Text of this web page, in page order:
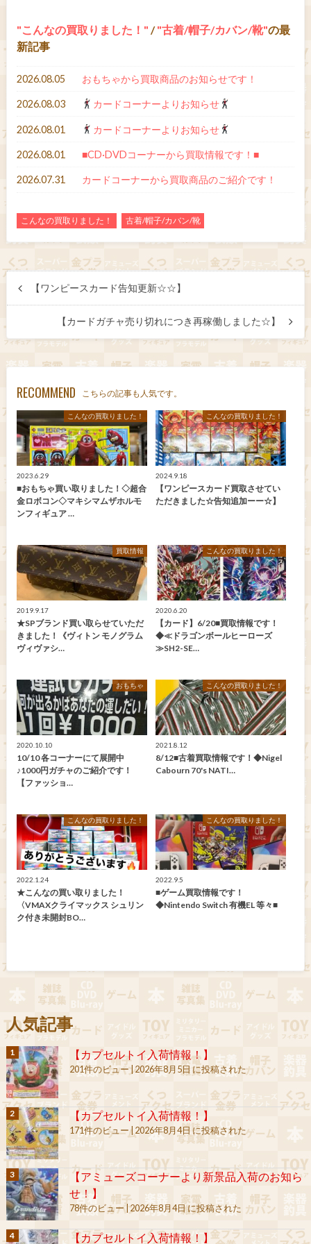
こんなの買取りました！ / 古着/帽子/カバン/靴 の最
新記事
2026.08.05 おもちゃから買取商品のお知らせです！
2026.08.03 カードコーナーよりお知らせ
2026.08.01 カードコーナーよりお知らせ
2026.08.01 ■CD·DVDコーナーから買取情報です！■
2026.07.31 カードコーナーから買取商品のご紹介です！
こんなの買取りました！ 古着/帽子/カバン/靴
【ワンピースカード告知更新☆☆】
【カードガチャ売り切れにつき再稼働しました☆】
RECOMMEND こちらの記事も人気です。
こんなの買取りました！
2023.6.29
■おもちゃ買い取りました！◇超合
金ロボコン◇マキシマムザホルモ
ンフィギュア …
こんなの買取りました！
2024.9.18
【ワンピースカード買取させてい
ただきました☆告知追加ーー☆】
買取情報
2019.9.17
★SPブランド買い取らせていただ
きました！《ヴィトン モノグラム
ヴィヴァシ…
こんなの買取りました！
2020.6.20
【カード】6/20■買取情報です！
◆≪ドラゴンボールヒーローズ
≫SH2-SE…
おもちゃ
2020.10.10
10/10 各コーナーにて展開中
♪1000円ガチャのご紹介です！
【ファッショ…
こんなの買取りました！
2021.8.12
8/12■古着買取情報です！◆Nigel
Cabourn 70's NATI…
こんなの買取りました！
2022.1.24
★こんなの買い取りました！
〈VMAXクライマックス シュリン
ク付き未開封BO…
こんなの買取りました！
2022.9.5
■ゲーム買取情報です！
◆Nintendo Switch 有機EL 等々■
人気記事
【カプセルトイ入荷情報！】
201件のビュー|2026年8月5日 に投稿された
【カプセルトイ入荷情報！】
171件のビュー| 2026年8月4日 に投稿された
【アミューズコーナーより新景品入荷のお知ら
せ！】
78件のビュー|2026年8月4日 に投稿された
【カプセルトイ入荷情報！】